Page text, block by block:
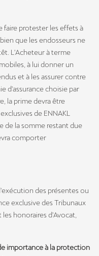
faire protester les effets à
que les endosseurs ne
L'Acheteur à terme
à lui donner un
et à les assurer contre
d'assurance choisie par
la prime devra être
de ENNAKL
de la somme restant due
comporter
des présentes ou
exclusive des Tribunaux
honoraires d'Avocat,
importance à la protection